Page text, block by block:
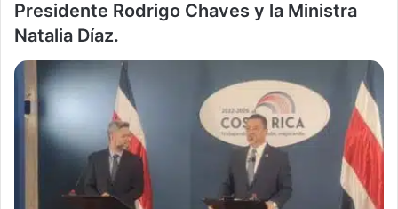
Presidente Rodrigo Chaves y la Ministra
Natalia Díaz.